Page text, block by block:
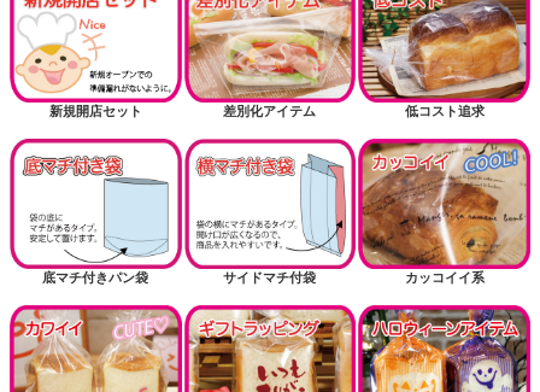
新規開店セット 差別化アイテム 低コスト追求
底マチ付きパン袋 サイドマチ付袋 カッコイイ系